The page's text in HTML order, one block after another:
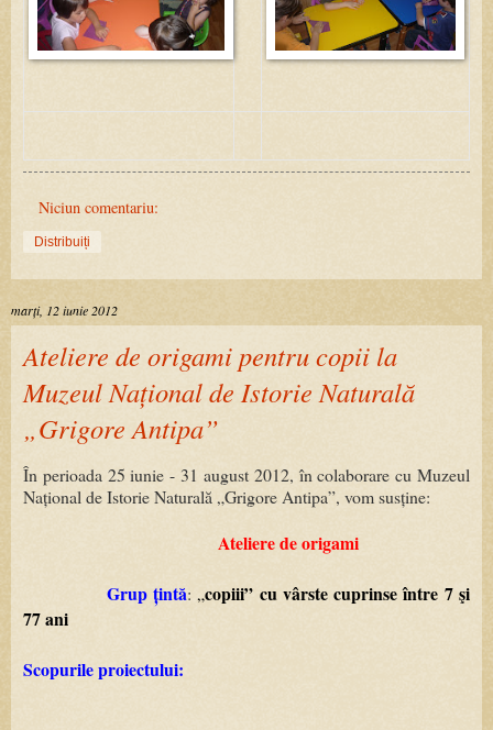
Niciun comentariu:
Distribuiți
marți, 12 iunie 2012
Ateliere de origami pentru copii la
Muzeul Național de Istorie Naturală
„Grigore Antipa”
În perioada 25 iunie - 31 august 2012, în colaborare cu Muzeul
Național de Istorie Naturală „Grigore Antipa”, vom susține:
Atelieredeorigami
Grup țintă: „copiii” cu vârste cuprinse între 7 şi
77ani
Scopurile proiectului: